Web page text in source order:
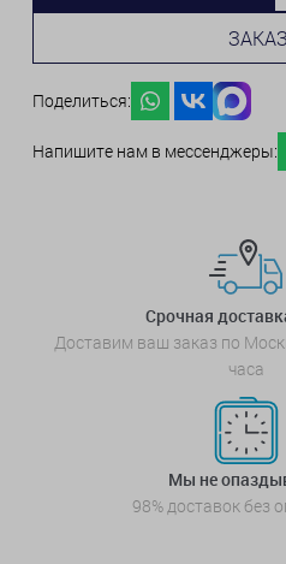
Поделиться:
Напишите нам в мессенджеры:
Срочная
Доставим ваш заказ по
часа
Мы не
98% доставок без